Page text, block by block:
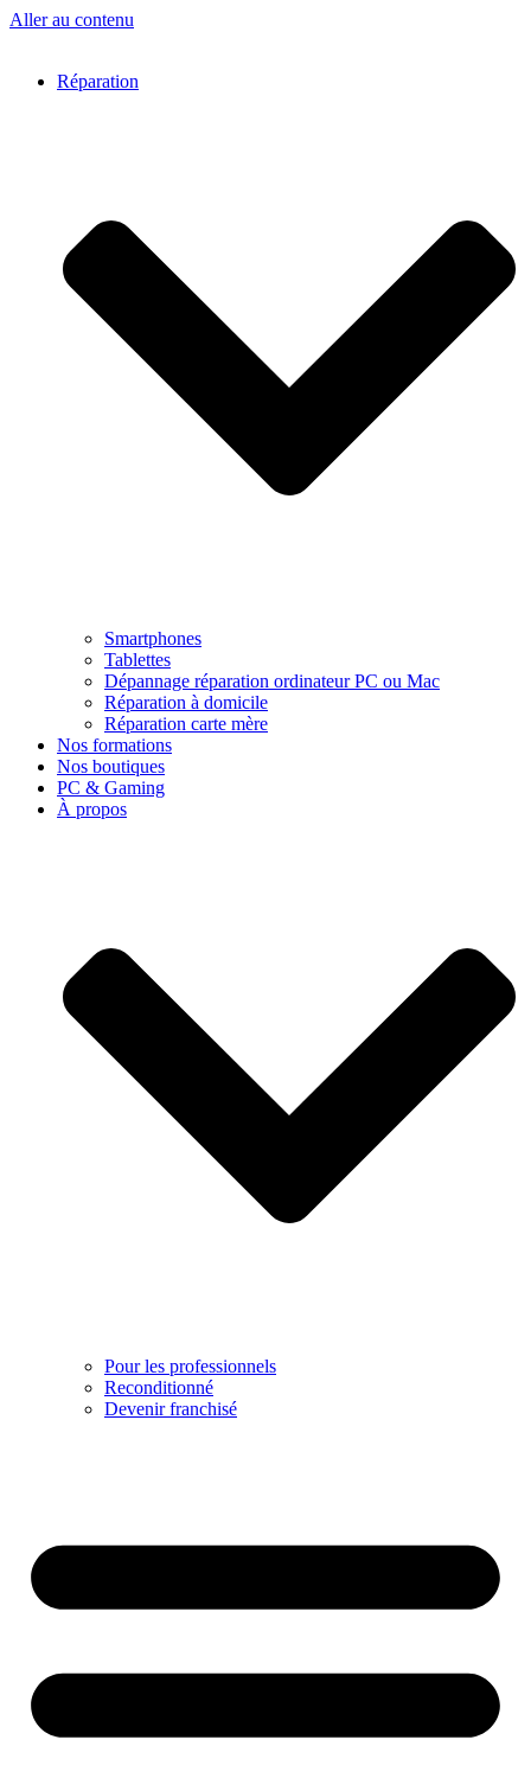
Aller au contenu
Réparation
Smartphones
Tablettes
Dépannage réparation ordinateur PC ou Mac
Réparation à domicile
Réparation carte mère
Nos formations
Nos boutiques
PC & Gaming
À propos
Pour les professionnels
Reconditionné
Devenir franchisé